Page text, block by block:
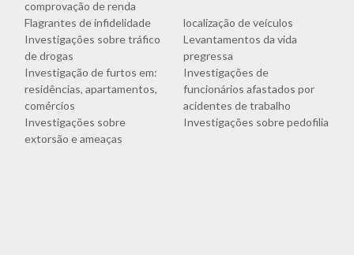
comprovação de renda
Flagrantes de infidelidade
localização de veículos
Investigações sobre tráfico
de drogas
Levantamentos da vida
pregressa
Investigação de furtos em:
residências, apartamentos,
comércios
Investigações de
funcionários afastados por
acidentes de trabalho
Investigações sobre
extorsão e ameaças
Investigações sobre pedofilia